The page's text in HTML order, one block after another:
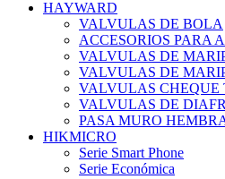
HAYWARD
VALVULAS DE BOLA
ACCESORIOS PARA
VALVULAS DE
VALVULAS DE
VALVULAS CHEQUE
VALVULAS DE
PASA MURO
HIKMICRO
Serie Smart Phone
Serie Económica